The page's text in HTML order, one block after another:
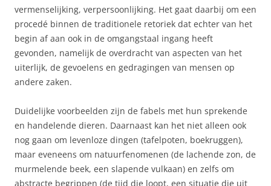
vermenselijking, verpersoonlijking. Het gaat daarbij om een
procedé binnen de traditionele retoriek dat echter van het
begin af aan ook in de omgangstaal ingang heeft
gevonden, namelijk de overdracht van aspecten van het
uiterlijk, de gevoelens en gedragingen van mensen op
andere zaken.
Duidelijke voorbeelden zijn de fabels met hun sprekende
en handelende dieren. Daarnaast kan het niet alleen ook
nog gaan om levenloze dingen (tafelpoten, boekruggen),
maar eveneens om natuurfenomenen (de lachende zon, de
murmelende beek, een slapende vulkaan) en zelfs om
abstracte begrippen (de tijd die loopt, een situatie die uit